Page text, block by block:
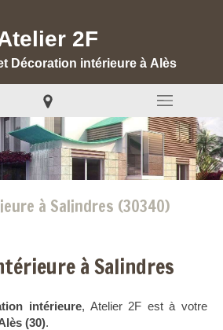
2F
Décoration intérieure à Alès
à Salindres (30340)
à Salindres
intérieure, Atelier 2F est à votre
(30).